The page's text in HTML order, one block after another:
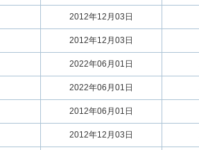
2012年12月03日
2012年12月03日
2022年06月01日
2022年06月01日
2012年06月01日
2012年12月03日